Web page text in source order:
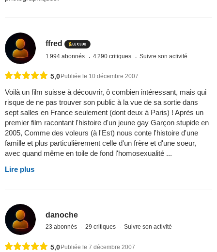
ffred
1 994 abonnés 4 290 critiques Suivre son activité
5,0Publiée le 10 décembre 2007
Voilà un film suisse à découvrir, ô combien intéressant, mais qui
risque de ne pas trouver son public à la vue de sa sortie dans
sept salles en France seulement (dont deux à Paris) ! Après un
premier film racontant l'histoire d'un jeune gay Garçon stupide en
2005, Comme des voleurs (à l'Est) nous conte l'histoire d'une
famille et plus particulièrement celle d'un frère et d'une soeur,
avec quand même en toile de fond l'homosexualité ...
Lire plus
danoche
23 abonnés 29 critiques Suivre son activité
5,0 Publiée le 7 décembre 2007